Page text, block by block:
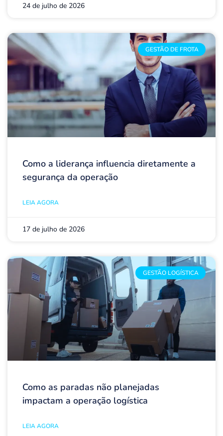
24 de julho de 2026
GESTÃO DE FROTA
Como a liderança influencia diretamente a
segurança da operação
LEIA AGORA
17 de julho de 2026
GESTÃO LOGÍSTICA
Como as paradas não planejadas
impactam a operação logística
LEIA AGORA